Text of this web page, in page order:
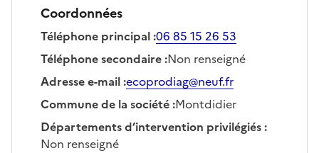
Coordonnées
Téléphone principal:06 85 15 26 53
Téléphone secondaire:Non renseigné
Adresse e-mail:ecoprodiag@neuf.fr
Commune de la société:Montdidier
Départements d’intervention privilégiés:
Non renseigné